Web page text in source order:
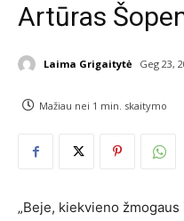
Artūras
Laima Grigaitytė Geg 23,
Mažiau nei 1 min. skaitymo
„Beje, kiekvieno